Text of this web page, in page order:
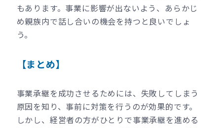
もあります。事業に影響が出ないよう、あらかじ
め親族内で話し合いの機会を持つと良いでしょ
う。
【まとめ】
事業承継を成功させるためには、失敗してしまう
原因を知り、事前に対策を行うのが効果的です。
しかし、経営者の方がひとりで事業承継を進める